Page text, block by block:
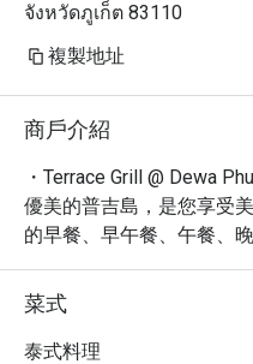
จังหวัดภูเก็ต 83110
複製地址
商戶介紹
・Terrace Grill @ Dewa
優美的普吉島，是您享受
的早餐、早午餐、午餐、
烈酒、葡萄酒及雞尾酒。
是獨自用餐、午間小憩或
・我們的菜單包含多樣化
調的主菜，滿足您的味蕾
菜式
泰式料理